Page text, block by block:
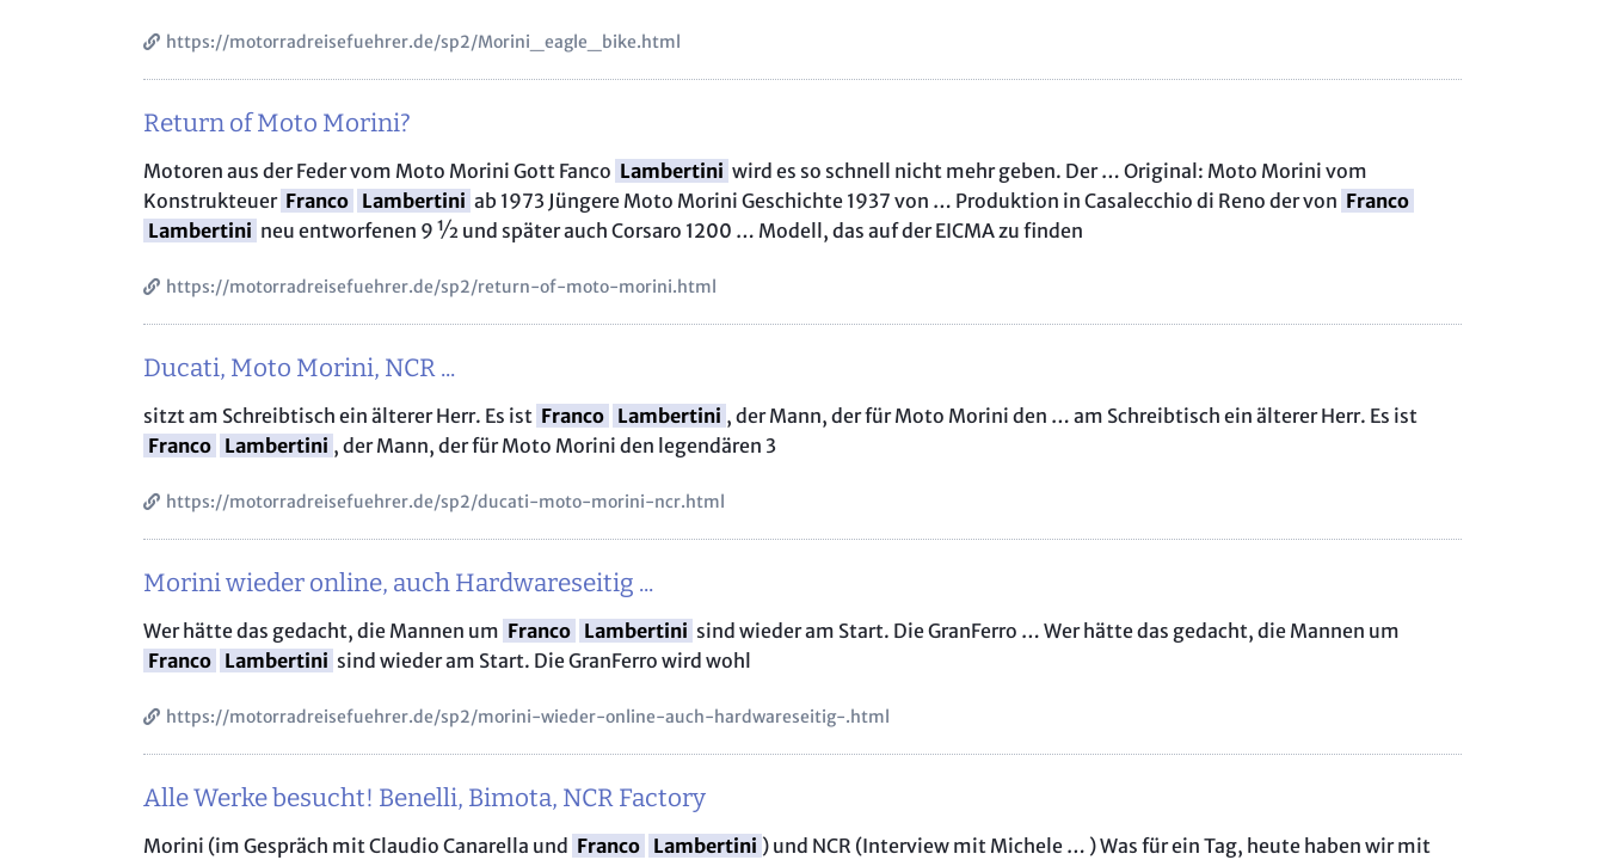
Ligurien mit Peter Fischer
Besuch bei Enduristan
Mainfranken
Lombardei
English: Interview with Husqvarna's Raffaele Zaccagnini
https://motorradreisefuehrer.de/sp2/Morini_eagle_bike.html
Return of Moto Morini?
Motoren aus der Feder vom Moto Morini Gott Fanco Lambertini wird es so schnell nicht mehr geben. Der … Original: Moto Morini vom
Konstrukteuer Franco Lambertini ab 1973 Jüngere Moto Morini Geschichte 1937 von … Produktion in Casalecchio di Reno der von Franco
Lambertini neu entworfenen 9 ½ und später auch Corsaro 1200 … Modell, das auf der EICMA zu finden
https://motorradreisefuehrer.de/sp2/return-of-moto-morini.html
Ducati, Moto Morini, NCR ...
sitzt am Schreibtisch ein älterer Herr. Es ist Franco Lambertini , der Mann, der für Moto Morini den … am Schreibtisch ein älterer Herr. Es ist
Franco Lambertini , der Mann, der für Moto Morini den legendären 3
https://motorradreisefuehrer.de/sp2/ducati-moto-morini-ncr.html
Morini wieder online, auch Hardwareseitig ...
Wer hätte das gedacht, die Mannen um Franco Lambertini sind wieder am Start. Die GranFerro … Wer hätte das gedacht, die Mannen um
Franco Lambertini sind wieder am Start. Die GranFerro wird wohl
https://motorradreisefuehrer.de/sp2/morini-wieder-online-auch-hardwareseitig-.html
Alle Werke besucht! Benelli, Bimota, NCR Factory
Morini (im Gespräch mit Claudio Canarella und Franco Lambertini ) und NCR (Interview mit Michele … ) Was für ein Tag, heute haben wir mit